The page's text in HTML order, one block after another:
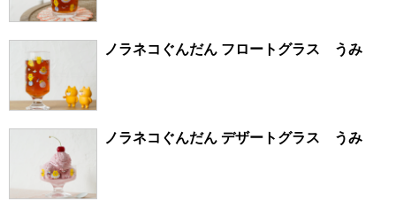
ノラネコぐんだん フロートグラス うみ
ノラネコぐんだん デザートグラス うみ